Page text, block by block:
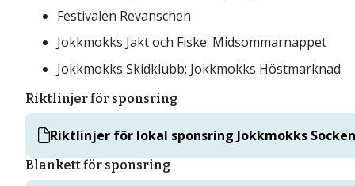
Festivalen Revanschen
Jokkmokks Jakt och Fiske: Midsommarnappet
Jokkmokks Skidklubb: Jokkmokks Höstmarknad
Riktlinjer för sponsring
Riktlinjer för lokal sponsring Jokkmokks
Blankett för sponsring